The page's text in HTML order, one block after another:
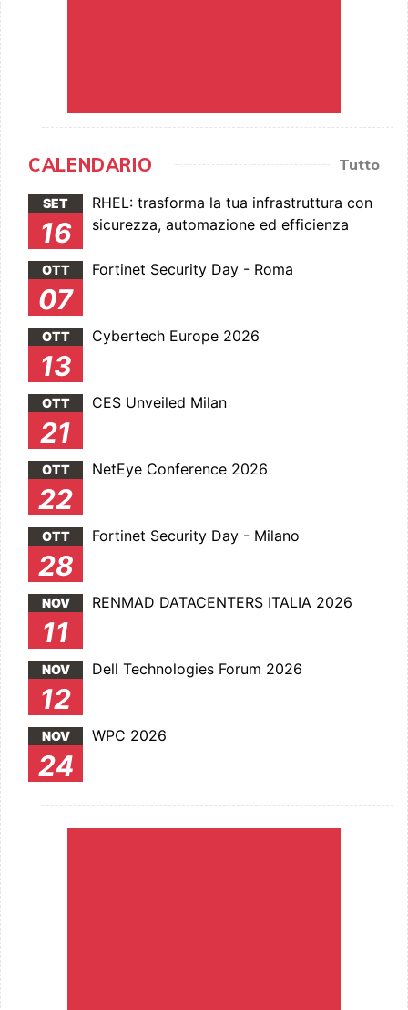
CALENDARIO Tutto
SET
16
RHEL: trasforma la tua infrastruttura con
sicurezza, automazione ed efficienza
OTT
07
Fortinet Security Day - Roma
OTT
13
Cybertech Europe 2026
OTT
21
CES Unveiled Milan
OTT
22
NetEye Conference 2026
OTT
28
Fortinet Security Day - Milano
NOV
11
RENMAD DATACENTERS ITALIA 2026
NOV
12
Dell Technologies Forum 2026
NOV
24
WPC 2026